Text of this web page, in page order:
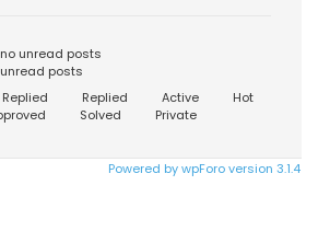
unread posts
posts
Replied Replied Active
Hot
Solved
Private
Powered by wpForo version 3.1.4